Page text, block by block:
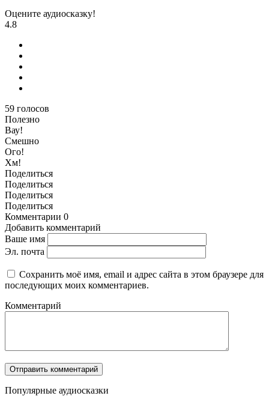
Оцените аудиосказку!
4.8
59 голосов
Полезно
Вау!
Смешно
Ого!
Хм!
Поделиться
Поделиться
Поделиться
Поделиться
Комментарии 0
Добавить комментарий
Ваше имя
Эл. почта
Сохранить моё имя, email и адрес сайта в этом браузере для
последующих моих комментариев.
Комментарий
Популярные аудиосказки